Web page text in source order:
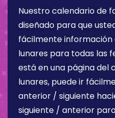
Nuestro calendario de
diseñado para que
fácilmente información
lunares para todas las
está en una página del
lunares, puede ir
anterior / siguiente
siguiente / anterior